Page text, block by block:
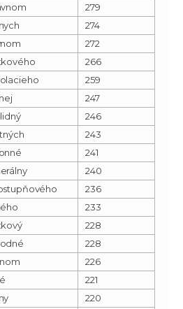
279
274
272
266
259
247
246
243
241
240
236
233
228
228
226
221
220